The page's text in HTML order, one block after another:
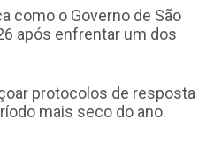
como o Governo de São
após enfrentar um dos
protocolos de resposta
mais seco do ano.